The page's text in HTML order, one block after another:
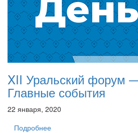
XII Уральский форум
Главные события
22 января, 2020
Подробнее